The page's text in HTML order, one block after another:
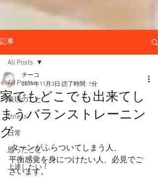
記事
All Posts
表現のこと
fitness
日常
思ったこと
上達したい！
All Posts
家でもどこでも出来てし
まうバランストレーニン
グ
チーコ
2019年11月3日 読了時間: 1分
ターンがふらついてしまう人、
平衡感覚を身につけたい人、必見でご
ざいます。